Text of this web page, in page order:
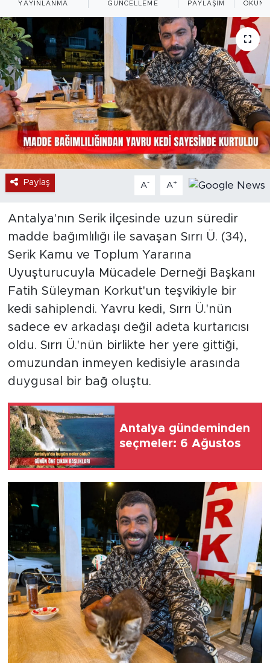
YAYINLANMA GÜNCELLEME PAYLAŞIM
Paylaş A- A+
Antalya'nın Serik ilçesinde uzun süredir
madde bağımlılığı ile savaşan Sırrı Ü. (34),
Serik Kamu ve Toplum Yararına
Uyuşturucuyla Mücadele Derneği Başkanı
Fatih Süleyman Korkut'un teşvikiyle bir
kedi sahiplendi. Yavru kedi, Sırrı Ü.'nün
sadece ev arkadaşı değil adeta kurtarıcısı
oldu. Sırrı Ü.'nün birlikte her yere gittiği,
omuzundan inmeyen kedisiyle arasında
duygusal bir bağ oluştu.
Antalya gündeminden
seçmeler: 6 Ağustos